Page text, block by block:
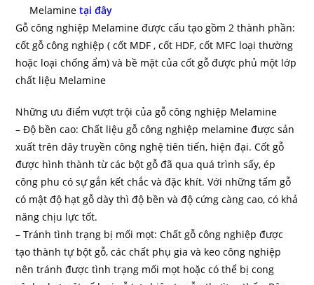
Melaminetại đây
Gỗ công nghiệp Melamine được cấu tạo gồm 2 thành phần:
cốt gỗ công nghiệp ( cốt MDF , cốt HDF, cốt MFC loại thường
hoặc loại chống ẩm) và bề mặt của cốt gỗ được phủ một lớp
chất liệu Melamine
Những ưu điểm vượt trội của gỗ công nghiệp Melamine
– Độ bền cao: Chất liệu gỗ công nghiệp melamine được sản
xuất trên dây truyền công nghệ tiên tiến, hiện đại. Cốt gỗ
được hình thành từ các bột gỗ đã qua quá trình sấy, ép
công phu có sự gắn kết chắc và đặc khít. Với những tấm gỗ
có mật độ hạt gỗ dày thì độ bền và độ cứng càng cao, có khả
năng chịu lực tốt.
– Tránh tình trạng bị mối mọt: Chất gỗ công nghiệp được
tạo thành tự bột gỗ, các chất phụ gia và keo công nghiệp
nên tránh được tình trạng mối mọt hoặc có thể bị cong